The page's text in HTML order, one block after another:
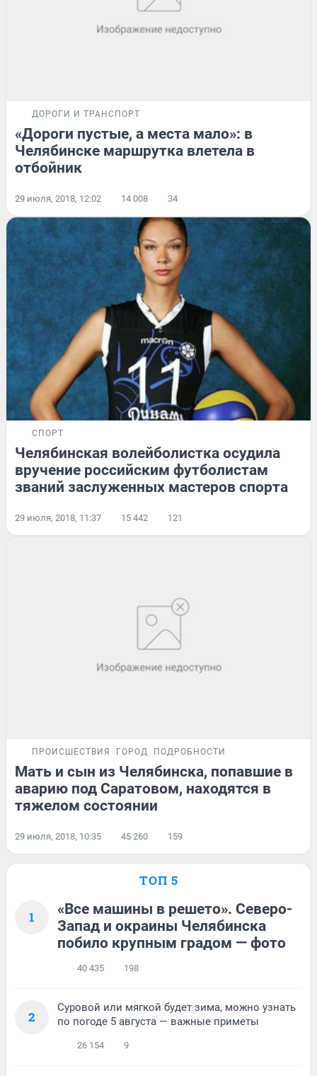
ДОРОГИ И ТРАНСПОРТ
«Дороги пустые, а места мало»: в
Челябинске маршрутка влетела в
отбойник
29 июля, 2018, 12:02 14 008 34
СПОРТ
Челябинская волейболистка осудила
вручение российским футболистам
званий заслуженных мастеров спорта
29 июля, 2018, 11:37 15 442 121
ПРОИСШЕСТВИЯ ГОРОД ПОДРОБНОСТИ
Мать и сын из Челябинска, попавшие в
аварию под Саратовом, находятся в
тяжелом состоянии
29 июля, 2018, 10:35 45 260 159
ТОП 5
1
«Все машины в решето». Северо-
Запад и окраины Челябинска
побило крупным градом — фото
40 435 198
2
Суровой или мягкой будет зима, можно узнать
по погоде 5 августа — важные приметы
26 154 9